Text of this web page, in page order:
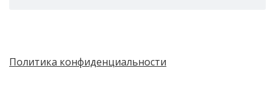
Политика конфиденциальности